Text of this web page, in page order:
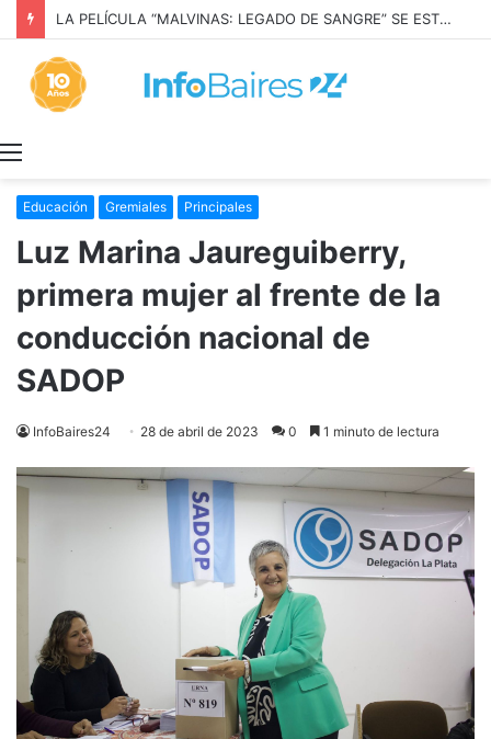
LA PELÍCULA “MALVINAS: LEGADO DE SANGRE” SE ESTRENARÁ EN PRIME VIDEO
Educación Gremiales Principales
Luz Marina Jaureguiberry,
primera mujer al frente de la
conducción nacional de
SADOP
InfoBaires24 28 de abril de 2023 0 1 minuto de lectura